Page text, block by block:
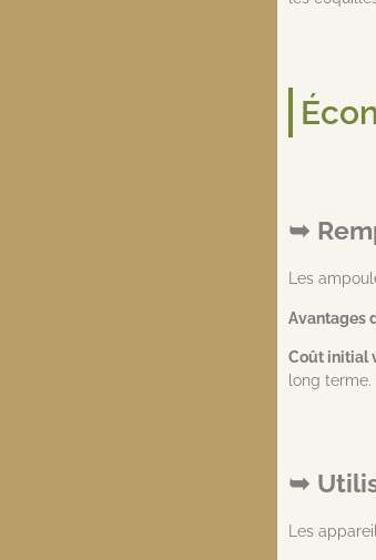
Les
Avantages
Coût initial
long terme.
Les